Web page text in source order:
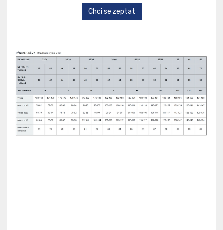
Chci se zeptat